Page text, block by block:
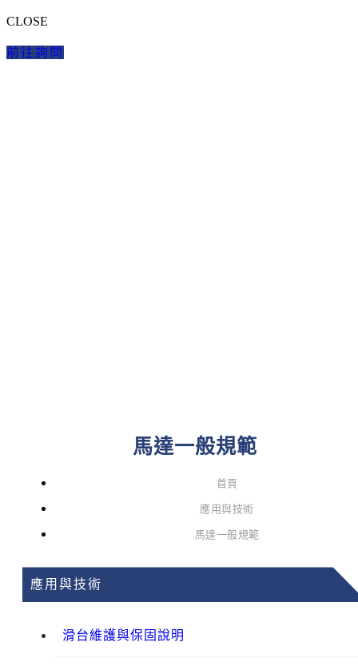
CLOSE
前往詢問
馬達一般規範
首頁
應用與技術
馬達一般規範
應用與技術
滑台維護與保固說明